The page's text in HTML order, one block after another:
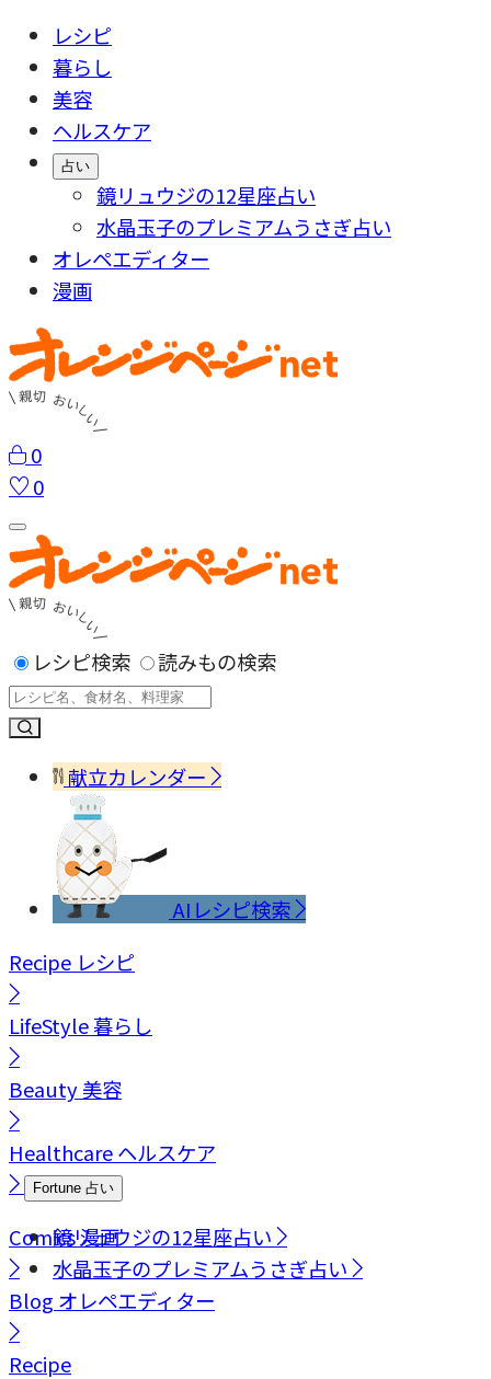
レシピ
暮らし
美容
ヘルスケア
占い
鏡リュウジの12星座占い
水晶玉子のプレミアムうさぎ占い
オレペエディター
漫画
0
0
レシピ検索 読みもの検索
献立カレンダー
AIレシピ検索
Recipe レシピ
LifeStyle暮らし
Beauty美容
Healthcareヘルスケア
Fortune 占い
鏡リュウジの12星座占い
水晶玉子のプレミアムうさぎ占い
Comics漫画
Blog オレペエディター
Recipe